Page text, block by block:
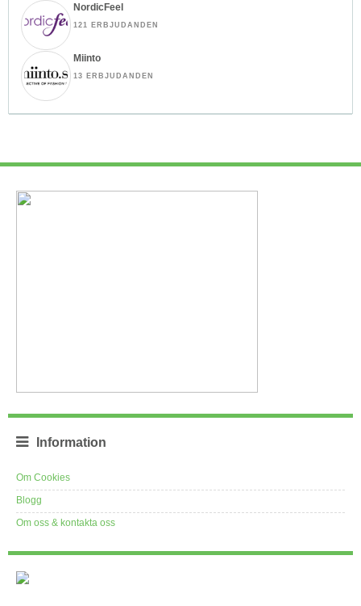
NordicFeel
121 ERBJUDANDEN
Miinto
13 ERBJUDANDEN
Information
Om Cookies
Blogg
Om oss & kontakta oss